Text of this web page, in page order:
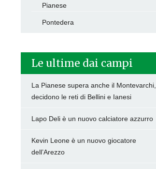
Pianese
Pontedera
Le ultime dai campi
La Pianese supera anche il Montevarchi,
decidono le reti di Bellini e Ianesi
Lapo Deli è un nuovo calciatore azzurro
Kevin Leone è un nuovo giocatore
dell’Arezzo